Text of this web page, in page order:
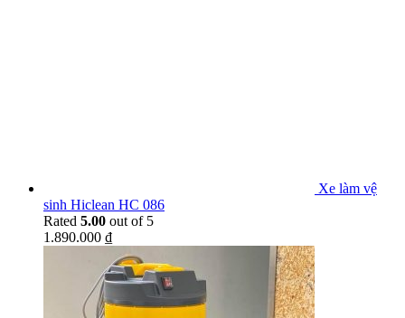
Xe làm vệ
sinh Hiclean HC 086
Rated 5.00 out of 5
1.890.000 ₫